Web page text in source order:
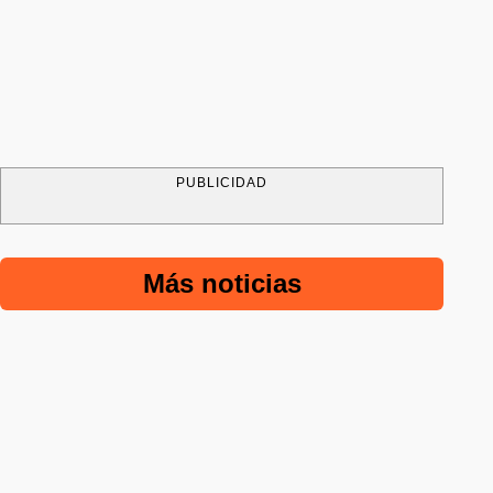
PUBLICIDAD
Más noticias